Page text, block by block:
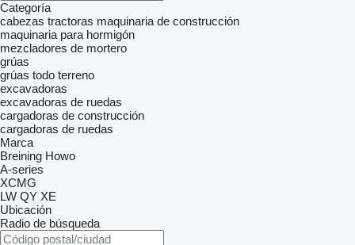
Categoría
cabezas tractoras maquinaria de construcción
maquinaria para hormigón
mezcladores de mortero
grúas
grúas todo terreno
excavadoras
excavadoras de ruedas
cargadoras de construcción
cargadoras de ruedas
Marca
Breining Howo
A-series
XCMG
LW QY XE
Ubicación
Radio de búsqueda